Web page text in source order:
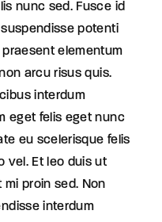
nunc sed. Fusce id
potenti
elementum
arcu risus quis.
interdum
eget felis eget nunc
eu scelerisque felis
vel. Et leo duis ut
proin sed. Non
interdum